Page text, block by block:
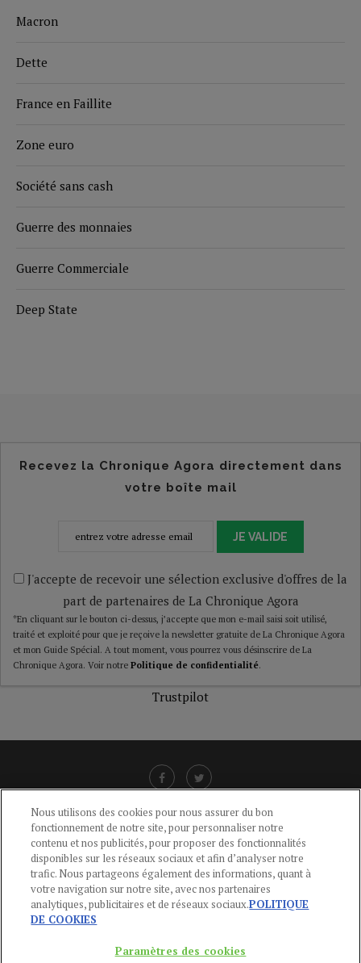
Macron
Dette
France en Faillite
Zone euro
Société sans cash
Guerre des monnaies
Guerre Commerciale
Deep State
Recevez la Chronique Agora directement dans
votre boîte mail
JE VALIDE
J'accepte de recevoir une sélection exclusive d'offres de la
part de partenaires de La Chronique Agora
*En cliquant sur le bouton ci-dessus, j’accepte que mon e-mail saisi soit utilisé,
traité et exploité pour que je reçoive la newsletter gratuite de La Chronique Agora
et mon Guide Spécial. A tout moment, vous pourrez vous désinscrire de La
Chronique Agora. Voir notre Politique de confidentialité.
Trustpilot
CGU-POLITIQUE DE CONFIDENTIALITÉ -POLITIQUE DES COOKIES
MENTIONS LÉGALES -AIDE
CONTACT
01 44 59 91 11
Du Lundi au Vendredi, 9h-13h et 14h-17h
Nous utilisons des cookies pour nous assurer du bon
fonctionnement de notre site, pour personnaliser notre
contenu et nos publicités, pour proposer des fonctionnalités
disponibles sur les réseaux sociaux et afin d’analyser notre
trafic. Nous partageons également des informations, quant à
votre navigation sur notre site, avec nos partenaires
analytiques, publicitaires et de réseaux sociaux.POLITIQUE
DE COOKIES
Paramètres des cookies